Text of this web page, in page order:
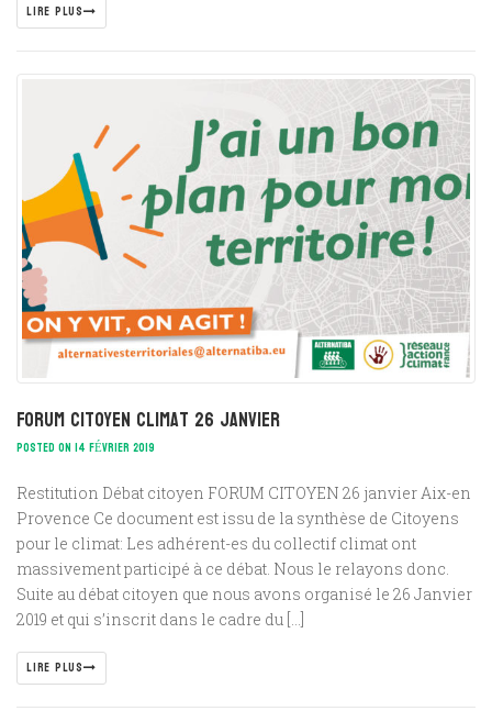
LIRE PLUS
Forum citoyen climat 26 janvier
POSTED ON 14 FÉVRIER 2019
Restitution Débat citoyen FORUM CITOYEN 26 janvier Aix-en
Provence Ce document est issu de la synthèse de Citoyens
pour le climat: Les adhérent-es du collectif climat ont
massivement participé à ce débat. Nous le relayons donc.
Suite au débat citoyen que nous avons organisé le ​26 Janvier
2019 ​et qui s’inscrit dans le cadre du […]
LIRE PLUS